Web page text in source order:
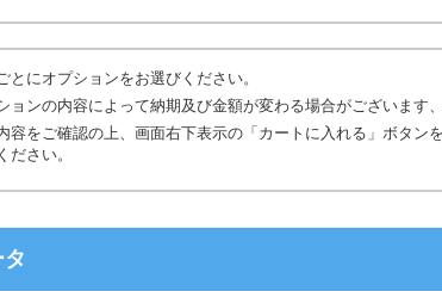
とにオプションをお選びください。
ョンの内容によって納期及び金額が変わる場合がございます
容をご確認の上、画面右下表示の「カートに入れる」ボタン
ださい。